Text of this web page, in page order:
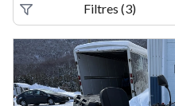
Filtres (3)